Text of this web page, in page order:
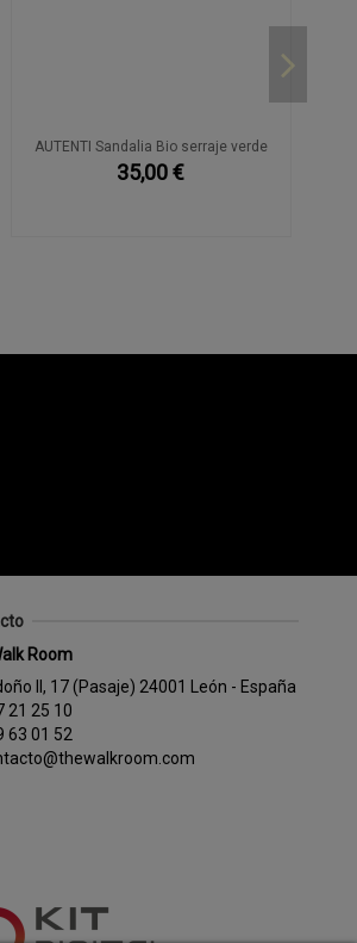
AUTENTI Sandalia Bio serraje verde
35,00 €
Room
II, 17 (Pasaje) 24001 León - España
21 25 10
63 01 52